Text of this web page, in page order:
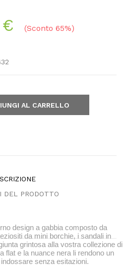
Sconto 65%
AL CARRELLO
DEL PRODOTTO
design a gabbia composto da
da mini borchie, i sandali in
grintosa alla vostra collezione di
flat e la nuance nera li rendono un
senza esitazioni.